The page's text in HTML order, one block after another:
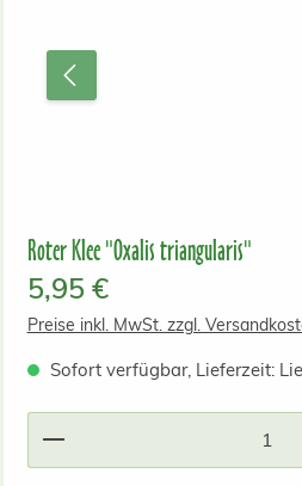
Roter Klee "Oxalis triangularis"
Regulärer Preis:
5,95 €
Preise inkl. MwSt. zzgl.
Sofort verfügbar, Lieferzeit:
Produkt Anzahl: Gib den